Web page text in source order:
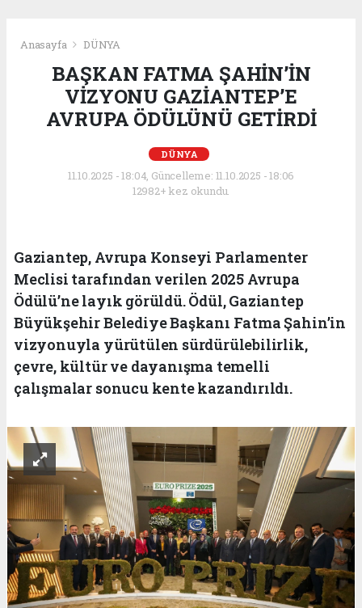
Anasayfa DÜNYA
BAŞKAN FATMA ŞAHİN’İN
VİZYONU GAZİANTEP’E
AVRUPA ÖDÜLÜNÜ GETİRDİ
DÜNYA
11.10.2025 - 18:04, Güncelleme: 11.10.2025 - 18:06
12982+ kez okundu.
Gaziantep, Avrupa Konseyi Parlamenter
Meclisi tarafından verilen 2025 Avrupa
Ödülü’ne layık görüldü. Ödül, Gaziantep
Büyükşehir Belediye Başkanı Fatma Şahin’in
vizyonuyla yürütülen sürdürülebilirlik,
çevre, kültür ve dayanışma temelli
çalışmalar sonucu kente kazandırıldı.